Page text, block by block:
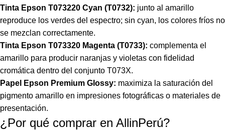
Tinta Epson T073220 Cyan (T0732): junto al amarillo
reproduce los verdes del espectro; sin cyan, los colores fríos no
se mezclan correctamente.
Tinta Epson T073320 Magenta (T0733): complementa el
amarillo para producir naranjas y violetas con fidelidad
cromática dentro del conjunto T073X.
Papel Epson Premium Glossy: maximiza la saturación del
pigmento amarillo en impresiones fotográficas o materiales de
presentación.
¿Por qué comprar en AllinPerú?